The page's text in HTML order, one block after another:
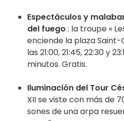
Espectáculos y
del fuego : la troupe «
enciende la plaza Saint-
las 21:00, 21:45, 22:30 y
minutos. Gratis.
Iluminación del Tour
XII se viste con más de
sones de una arpa